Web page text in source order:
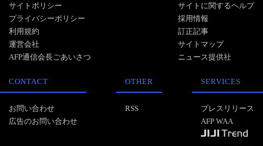
サイトポリシー
プライバシーポリシー
利用規約
運営会社
AFP通信会長ごあいさつ
サイトに関するヘルプ
採用情報
訂正記事
サイトマップ
ニュース提供社
CONTACT
お問い合わせ
広告のお問い合わせ
OTHER
RSS
SERVICES
プレスリリース
AFP WAA